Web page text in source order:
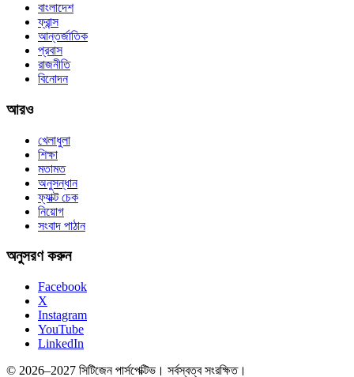
বাংলাদেশ
ফ্রান্স
আন্তর্জাতিক
প্রবাস
রাজনীতি
বিনোদন
আরও
খেলাধুলা
শিক্ষা
মতামত
অনুসন্ধান
ফ্যাক্ট চেক
নিয়োগ
সংবাদ পাঠান
অনুসরণ করুন
Facebook
X
Instagram
YouTube
LinkedIn
© 2026–2027 সিটিজেন পার্সপেক্টিভ। সর্বস্বত্ব সংরক্ষিত।